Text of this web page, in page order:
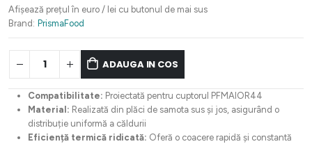
Afișează prețul în euro / lei cu butonul de mai sus
Brand: PrismaFood
ADAUGA IN COS
Compatibilitate: Proiectată pentru cuptorul PFMAIOR44
Material: Realizată din plăci de samota sus și jos, asigurând o
distribuție uniformă a căldurii
Eficiență termică ridicată: Oferă o coacere rapidă și constantă